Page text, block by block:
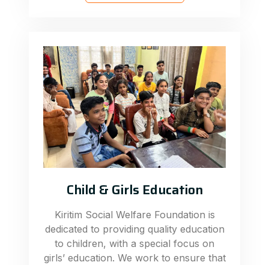
Child & Girls Education
Kiritim Social Welfare Foundation is
dedicated to providing quality education
to children, with a special focus on
girls’ education. We work to ensure that